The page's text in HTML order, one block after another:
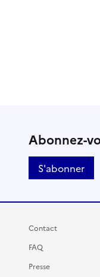
Abonnez-
S'abonner
Contact
FAQ
Presse